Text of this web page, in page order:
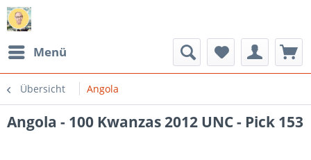
Menü
Übersicht Angola
Angola - 100 Kwanzas 2012 UNC - Pick 153